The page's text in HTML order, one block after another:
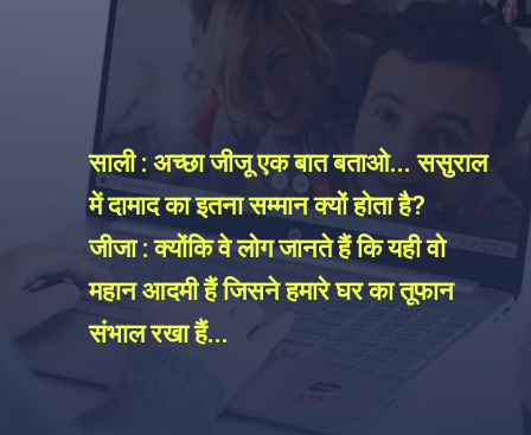
साली : अच्छा जीजू एक बात बताओ... ससुराल
में दामाद का इतना सम्मान क्यों होता है?
जीजा : क्योंकि वे लोग जानते हैं कि यही वो
महान आदमी हैं जिसने हमारे घर का तूफान
संभाल रखा हैं...